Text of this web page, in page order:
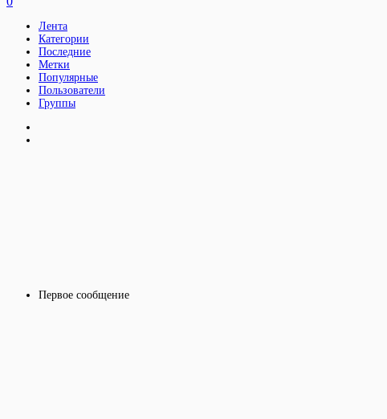
Первое сообщение
Лента
Категории
Последние
Метки
Популярные
Пользователи
Группы